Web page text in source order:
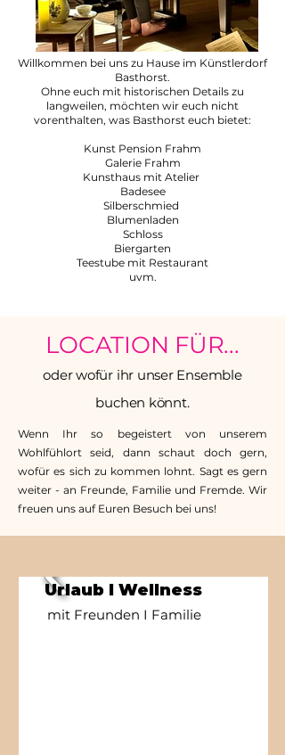
Willkommen bei uns zu Hause im Künstlerdorf
Basthorst.
Ohne euch mit historischen Details zu
langweilen, möchten wir euch nicht
vorenthalten, was Basthorst euch bietet:
Kunst Pension Frahm
Galerie Frahm
Kunsthaus mit Atelier
Badesee
Silberschmied
Blumenladen
Schloss
Biergarten
Teestube mit Restaurant
uvm.
LOCATION FÜR...
oder wofür ihr unser Ensemble
buchen könnt.
Wenn Ihr so begeistert von unserem
Wohlfühlort seid, dann schaut doch gern,
wofür es sich zu kommen lohnt. Sagt es gern
weiter - an Freunde, Familie und Fremde. Wir
freuen uns auf Euren Besuch bei uns!
Urlaub I Wellness
mit Freunden I Familie